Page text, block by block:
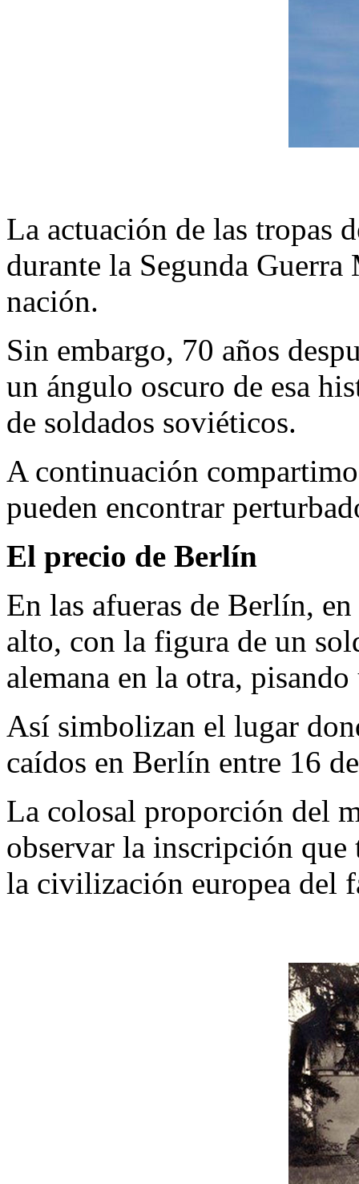
La actuación de las tropas
durante la Segunda
nación.
Sin embargo, 70 años
un ángulo oscuro de esa
de soldados soviéticos.
A continuación
pueden encontrar
El precio de Berlín
En las afueras de Berlín,
alto, con la figura de un
alemana en la otra,
Así simbolizan el lugar
caídos en Berlín entre 16
La colosal proporción del
observar la inscripción que
la civilización europea del